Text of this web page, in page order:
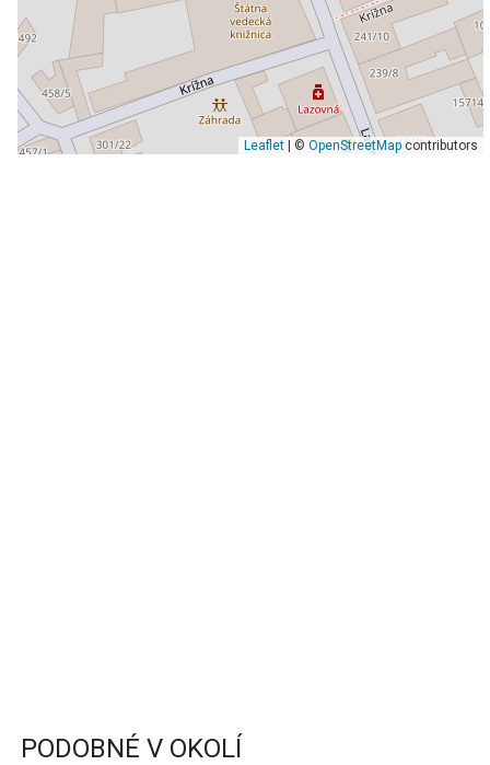
Leaflet| © OpenStreetMapcontributors
PODOBNÉ V OKOLÍ